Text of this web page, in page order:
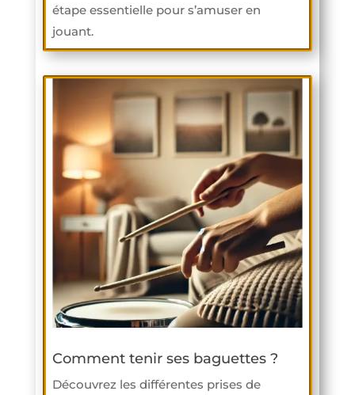
étape essentielle pour s’amuser en
jouant.
Comment tenir ses baguettes ?
Découvrez les différentes prises de